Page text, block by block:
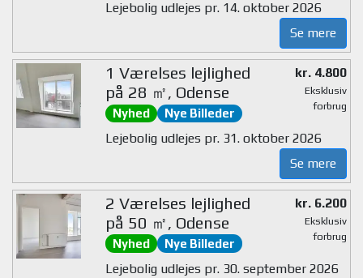
Lejebolig udlejes pr. 14. oktober 2026
Se mere
1 Værelses lejlighed
på 28 ㎡, Odense
Nyhed Nye Billeder
kr. 4.800
Eksklusiv
forbrug
Lejebolig udlejes pr. 31. oktober 2026
Se mere
2 Værelses lejlighed
på 50 ㎡, Odense
Nyhed Nye Billeder
kr. 6.200
Eksklusiv
forbrug
Lejebolig udlejes pr. 30. september 2026